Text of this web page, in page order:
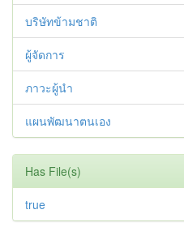
บริษัทข้ามชาติ
ผู้จัดการ
ภาวะผู้นำ
แผนพัฒนาตนเอง
Has File(s)
true